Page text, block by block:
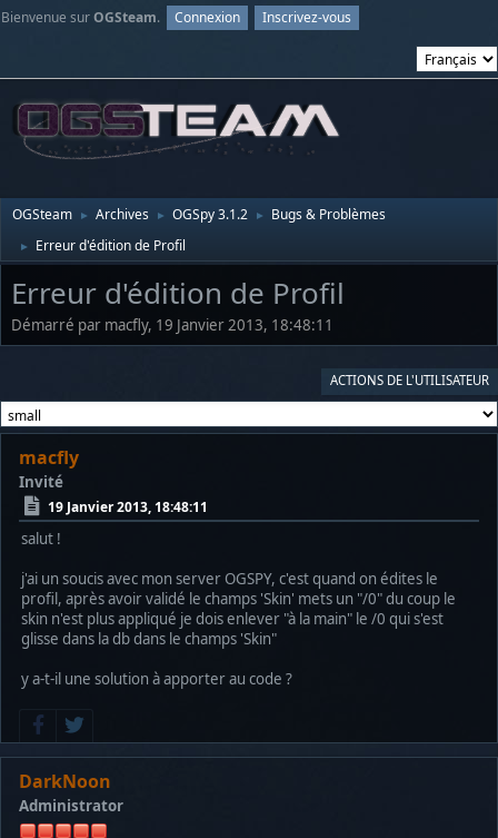
Bienvenue surOGSteam. Connexion Inscrivez-vous
OGSteam ► Archives ► OGSpy 3.1.2 ► Bugs & Problèmes
► Erreur d'édition de Profil
Erreur d'édition de Profil
Démarré par macfly, 19 Janvier 2013, 18:48:11
ACTIONS DE L'UTILISATEUR
macfly
Invité
19 Janvier 2013, 18:48:11
salut !
j'ai un soucis avec mon server OGSPY, c'est quand on édites le
profil, après avoir validé le champs 'Skin' mets un "/0" du coup le
skin n'est plus appliqué je dois enlever "à la main" le /0 qui s'est
glisse dans la db dans le champs 'Skin"
y a-t-il une solution à apporter au code ?
DarkNoon
Administrator